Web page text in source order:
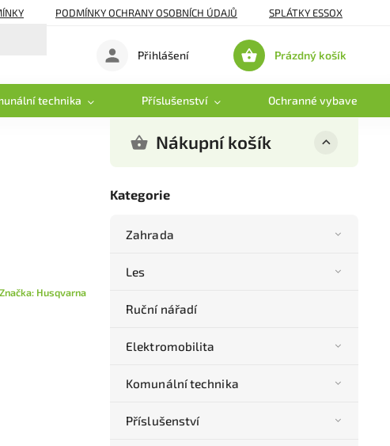
PODMÍNKY OCHRANY OSOBNÍCH ÚDAJŮ SPLÁTKY ESSOX
Nákupní
Prázdný košík
Přihlášení
technika Příslušenství Ochranné vybavení
Nákupní košík
Kategorie
Zahrada
Les
Ruční nářadí
Elektromobilita
Komunální technika
Příslušenství
Značka: Husqvarna